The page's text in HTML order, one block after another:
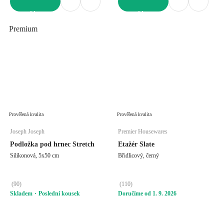
Premium
Prověřená kvalita
Joseph Joseph
Podložka pod hrnec Stretch
Silikonová, 5x50 cm
(90)
Skladem
Poslední kousek
Prověřená kvalita
Premier Housewares
Etažér Slate
Břidlicový, černý
(110)
Doručíme od 1. 9. 2026